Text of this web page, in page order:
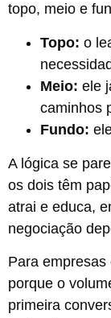
topo, meio e
Topo: o
Meio: ele
caminhos
Fundo:
A lógica se
os dois têm
atrai e educa,
negociação
Para
porque o
primeira